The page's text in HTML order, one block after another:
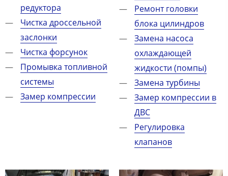
редуктора
Чистка дроссельной
заслонки
Чистка форсунок
Промывка топливной
системы
Замер компрессии
Ремонт головки
блока цилиндров
Замена насоса
охлаждающей
жидкости (помпы)
Замена турбины
Замер компрессии в
ДВС
Регулировка
клапанов